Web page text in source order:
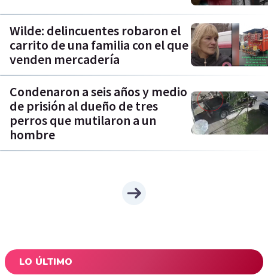
Wilde: delincuentes robaron el
carrito de una familia con el que
venden mercadería
Condenaron a seis años y medio
de prisión al dueño de tres
perros que mutilaron a un
hombre
LO ÚLTIMO